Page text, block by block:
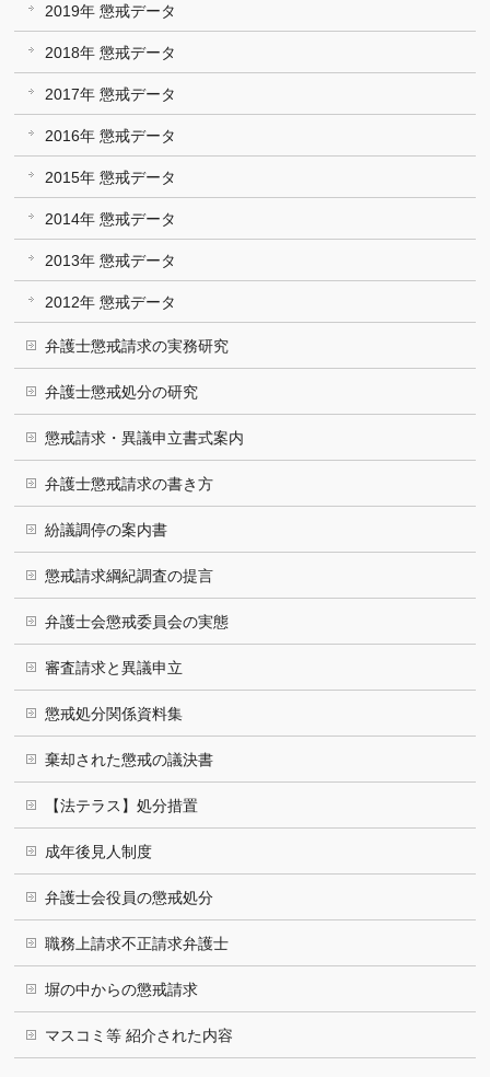
2019年 懲戒データ
2018年 懲戒データ
2017年 懲戒データ
2016年 懲戒データ
2015年 懲戒データ
2014年 懲戒データ
2013年 懲戒データ
2012年 懲戒データ
弁護士懲戒請求の実務研究
弁護士懲戒処分の研究
懲戒請求・異議申立書式案内
弁護士懲戒請求の書き方
紛議調停の案内書
懲戒請求綱紀調査の提言
弁護士会懲戒委員会の実態
審査請求と異議申立
懲戒処分関係資料集
棄却された懲戒の議決書
【法テラス】処分措置
成年後見人制度
弁護士会役員の懲戒処分
職務上請求不正請求弁護士
塀の中からの懲戒請求
マスコミ等 紹介された内容